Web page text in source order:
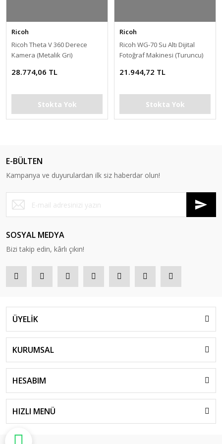
Ricoh
Ricoh Theta V 360 Derece
Kamera (Metalik Gri)
28.774,06 TL
Stokta Yok
Ricoh
Ricoh WG-70 Su Altı Dijital
Fotoğraf Makinesi (Turuncu)
21.944,72 TL
Stokta Yok
E-BÜLTEN
Kampanya ve duyurulardan ilk siz haberdar olun!
SOSYAL MEDYA
Bizi takip edin, kârlı çıkın!
ÜYELİK
KURUMSAL
HESABIM
HIZLI MENÜ